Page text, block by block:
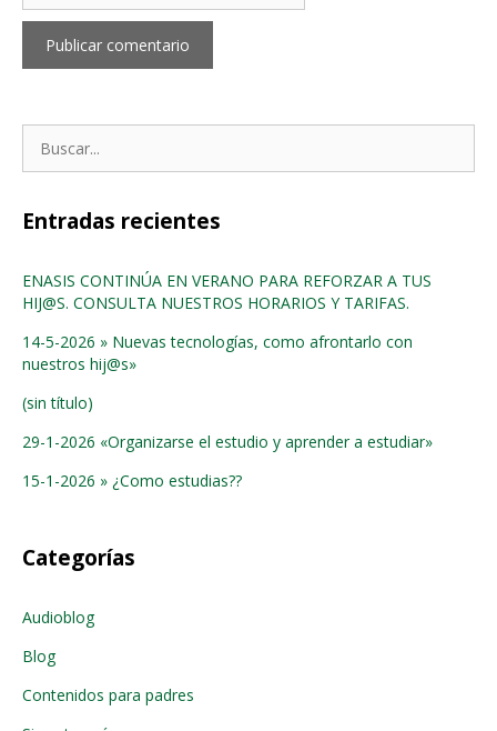
Entradas recientes
ENASIS CONTINÚA EN VERANO PARA REFORZAR A TUS
HIJ@S. CONSULTA NUESTROS HORARIOS Y TARIFAS.
14-5-2026 » Nuevas tecnologías, como afrontarlo con
nuestros hij@s»
(sin título)
29-1-2026 «Organizarse el estudio y aprender a estudiar»
15-1-2026 » ¿Como estudias??
Categorías
Audioblog
Blog
Contenidos para padres